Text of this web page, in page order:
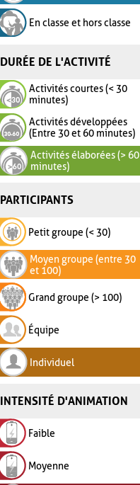
En classe et hors classe
DURÉE DE L'ACTIVITÉ
Activités courtes (< 30
minutes)
Activités développées
(Entre 30 et 60 minutes)
Activités élaborées (> 60
minutes)
PARTICIPANTS
Petit groupe (< 30)
Moyen groupe (entre 30
et 100)
Grand groupe (> 100)
Équipe
Individuel
INTENSITÉ D'ANIMATION
Faible
Moyenne